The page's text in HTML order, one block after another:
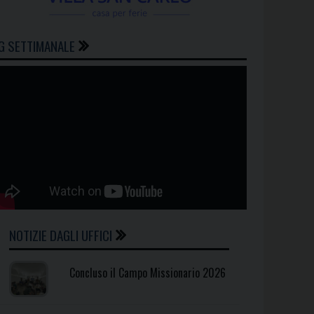
SETTIMANALE
NOTIZIE DAGLI UFFICI
Concluso il Campo Missionario 2026